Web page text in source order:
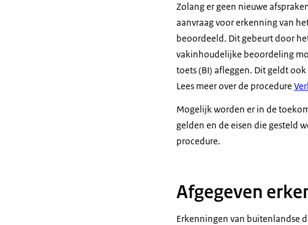
Zolang er geen nieuwe
aanvraag voor erkenning van
beoordeeld. Dit gebeurt door
vakinhoudelijke beoordeling
toets (BI) afleggen. Dit geldt
Lees meer over de procedure
Mogelijk worden er in de
gelden en de eisen die gesteld
procedure.
Afgegeven
Erkenningen van buitenlandse